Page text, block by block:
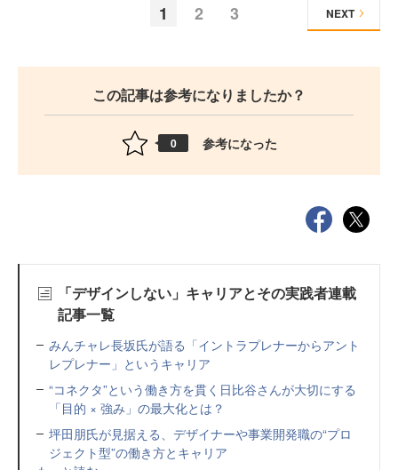
1 2 3 NEXT
この記事は参考になりましたか？
0 参考になった
「デザインしない」キャリアとその実践者連載
記事一覧
みんチャレ長坂氏が語る「イントラプレナーからアント
レプレナー」というキャリア
“コネクタ”という働き方を貫く日比谷さんが大切にする
「目的 × 強み」の最大化とは？
坪田朋氏が見据える、デザイナーや事業開発職の“プロ
ジェクト型”の働き方とキャリア